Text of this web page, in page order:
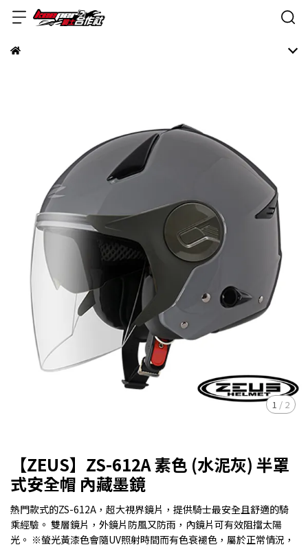
1 / 2
【ZEUS】ZS-612A 素色 (水泥灰) 半罩
式安全帽 內藏墨鏡
熱門款式的ZS-612A，超大視界鏡片，提供騎士最安全且舒適的騎
乘經驗。 雙層鏡片，外鏡片防風又防雨，內鏡片可有效阻擋太陽
光。 ※螢光黃漆色會隨UV照射時間而有色衰褪色，屬於正常情況，